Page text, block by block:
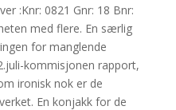
:Knr: 0821 Gnr: 18 Bnr:
med flere. En særlig
for manglende
kommisjonen rapport,
ironisk nok er de
En konjakk for de